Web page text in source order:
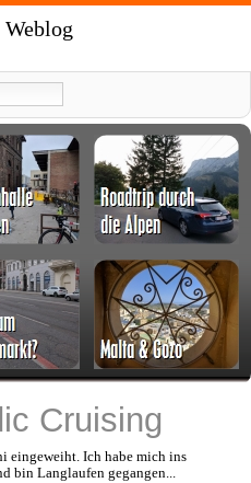
Cruising
eingeweiht. Ich habe mich ins
bin Langlaufen gegangen...